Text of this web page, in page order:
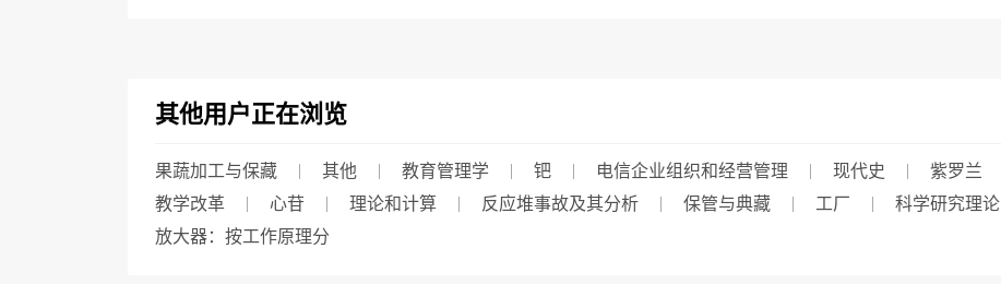
其他用户正在浏览
果蔬加工与保藏 其他 教育管理学 钯 电信企业组织和经营管理 现代史 紫罗兰
教学改革
心苷 理论和计算 反应堆事故及其分析 保管与典藏 工厂 科学研究理论
放大器：按工作原理分